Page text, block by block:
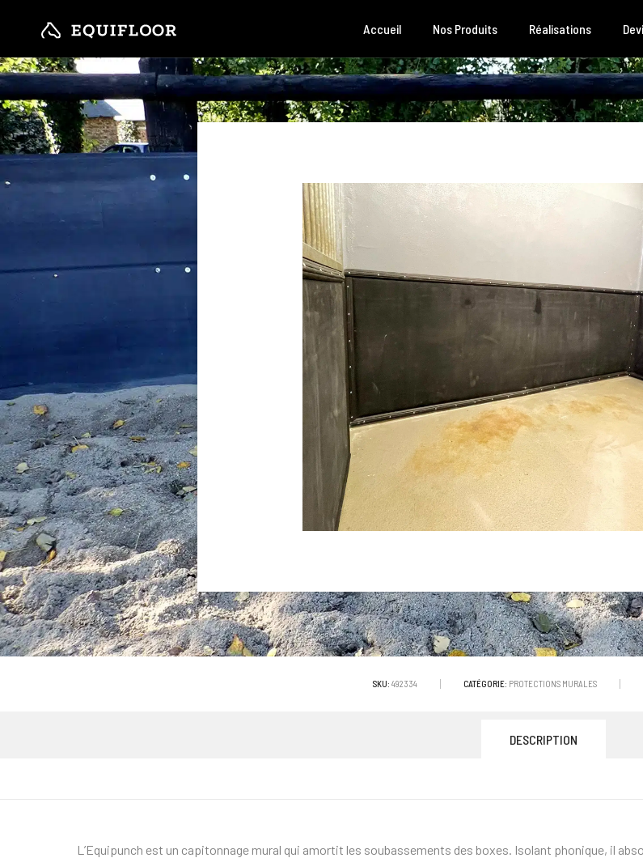
Accueil Nos Produits Réalisations
SKU: 492334 CATÉGORIE: PROTECTIONS MURALES
DESCRIPTION
L’Equipunch est un capitonnage mural qui amortit les soubassements des boxes. Isolant phonique, il